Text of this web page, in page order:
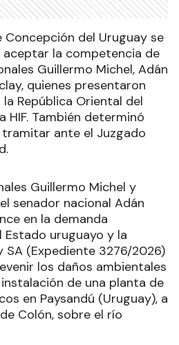
Concepción del Uruguay se
la competencia de
Guillermo Michel, Adán
quienes presentaron
República Oriental del
HIF. También determinó
ante el Juzgado
Guillermo Michel y
senador nacional Adán
en la demanda
uruguayo y la
SA (Expediente 3276/2026)
los daños ambientales
de una planta de
en Paysandú (Uruguay), a
Colón, sobre el río